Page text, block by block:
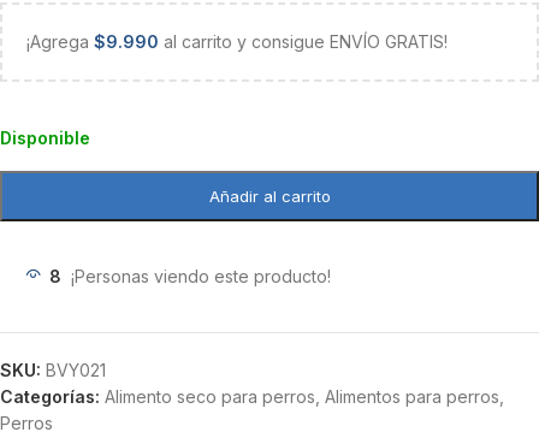
¡Agrega $9.990 al carrito y consigue ENVÍO GRATIS!
Disponible
Añadir al carrito
8 ¡Personas viendo este producto!
SKU: BVY021
Categorías: Alimento seco para perros Alimentos para perros
Perros